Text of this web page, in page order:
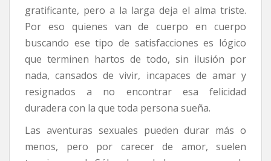
gratificante, pero a la larga deja el alma triste.
Por eso quienes van de cuerpo en cuerpo
buscando ese tipo de satisfacciones es lógico
que terminen hartos de todo, sin ilusión por
nada, cansados de vivir, incapaces de amar y
resignados a no encontrar esa felicidad
duradera con la que toda persona sueña.
Las aventuras sexuales pueden durar más o
menos, pero por carecer de amor, suelen